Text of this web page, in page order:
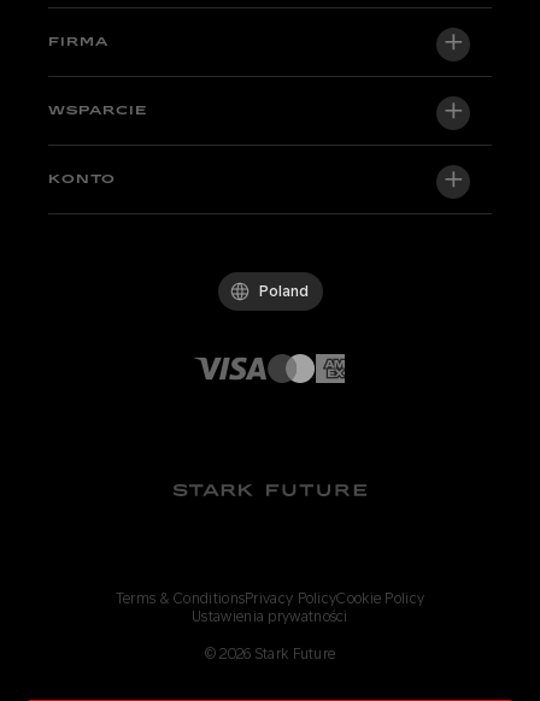
VARG EX
Factory Edition
Rowery w magazynie
FIRMA
O nas
Kodeks postępowania
WSPARCIE
Wsparcie centralne
Whistleblowing Channel
KONTO
Poland
Terms & ConditionsPrivacy PolicyCookie Policy
Ustawienia prywatności
©2026 Stark Future